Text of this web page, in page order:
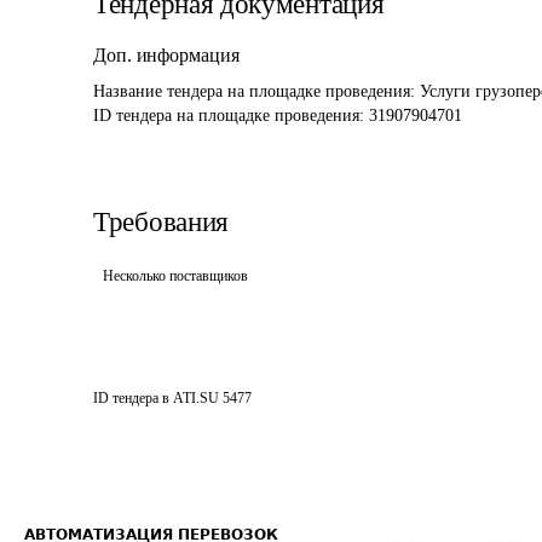
Доп. информация
Название тендера на площадке проведения: Услуги
ID тендера на площадке проведения: 31907904701
Требования
Несколько поставщиков
ID тендера в ATI.SU 5477
АВТОМАТИЗАЦИЯ ПЕРЕВОЗОК